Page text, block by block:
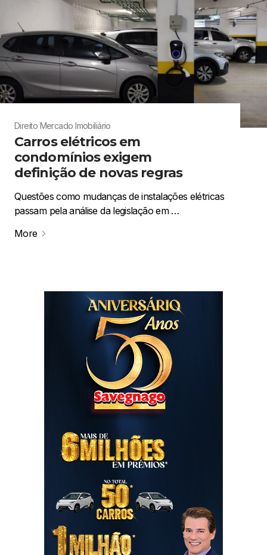
Direito Mercado Imobiliário
Carros elétricos em
condomínios exigem
definição de novas regras
Questões como mudanças de instalações elétricas
passam pela análise da legislação em …
More